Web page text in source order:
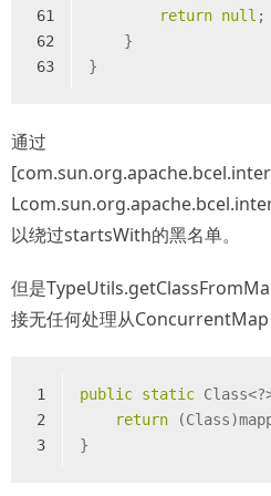
61
62
63
return null ;
    }
}
通过
以绕过startsWith的黑名单。
但是
接无任何处理从ConcurrentMap
1
2
3
public static
return
}